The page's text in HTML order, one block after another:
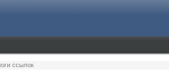
ссылок